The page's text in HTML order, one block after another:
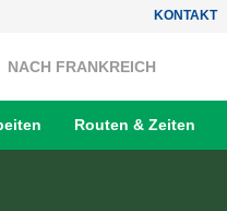
KONTAKT
NACH FRANKREICH
Routen & Zeiten